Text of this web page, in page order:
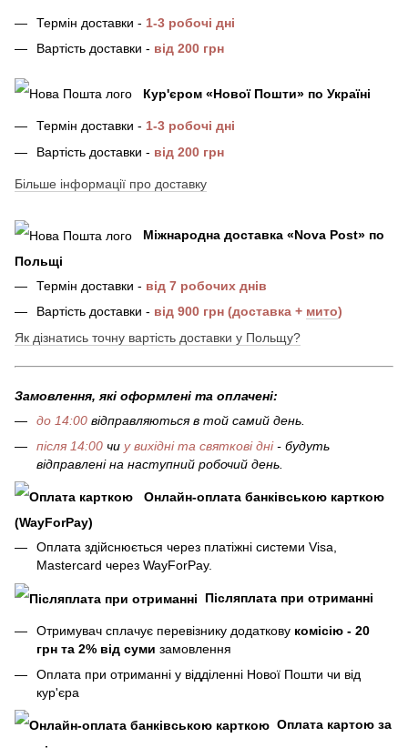
Термін доставки - 1-3 робочі дні
Вартість доставки - від 200 грн
Кур'єром «Нової Пошти» по Україні
Термін доставки - 1-3 робочі дні
Вартість доставки - від 200 грн
Більше інформації про доставку
Міжнародна доставка «Nova Post» по
Польщі
Термін доставки - від 7 робочих днів
Вартість доставки - від 900 грн (доставка + мито)
Як дізнатись точну вартість доставки у Польщу?
Замовлення, які оформлені та оплачені:
до 14:00 відправляються в той самий день.
після 14:00 чи у вихідні та святкові дні- будуть
відправлені на наступний робочий день.
Онлайн-оплата банківською карткою
(WayForPay)
Оплата здійснюється через платіжні системи Visa,
Mastercard через WayForPay.
Післяплата при отриманні
Отримувач сплачує перевізнику додаткову комісію - 20
грн та 2% від суми замовлення
Оплата при отриманні у відділенні Нової Пошти чи від
кур'єра
Оплата картою за